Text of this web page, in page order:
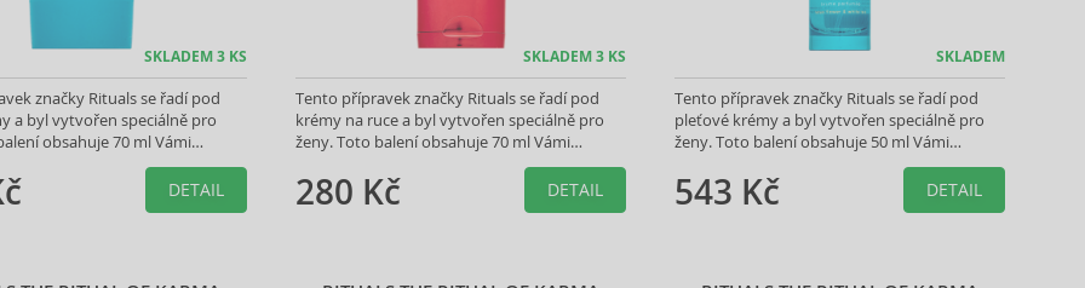
SKLADEM 3 KS
značky Rituals se řadí pod
a byl vytvořen speciálně pro
obsahuje 70 ml Vámi
DETAIL
SKLADEM 3 KS
Tento přípravek značky Rituals se řadí pod
krémy na ruce a byl vytvořen speciálně pro
ženy. Toto balení obsahuje 70 ml Vámi
280 Kč DETAIL
SKLADEM
Tento přípravek značky Rituals se řadí pod
pleťové krémy a byl vytvořen speciálně pro
ženy. Toto balení obsahuje 50 ml Vámi
543 Kč DETAIL